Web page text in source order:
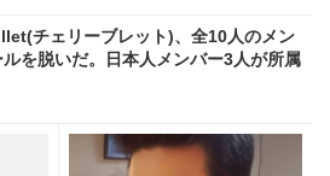
チェリーブレット)、全10人のメン
を脱いだ。日本人メンバー3人が所属